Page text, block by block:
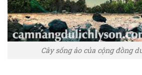
Cây sống ảo của cộng đồng